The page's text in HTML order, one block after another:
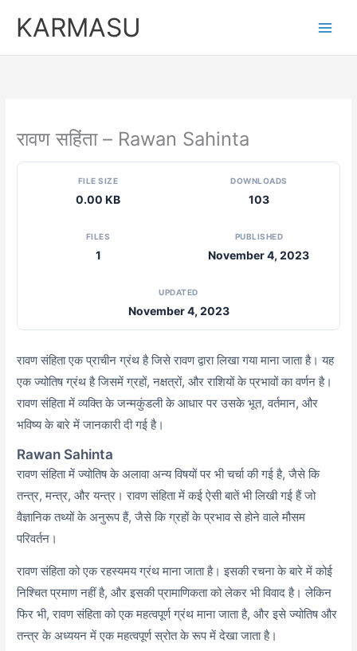
KARMASU
रावण सहिंता – Rawan Sahinta
FILE SIZE
0.00 KB
DOWNLOADS
103
FILES
1
PUBLISHED
November 4, 2023
UPDATED
November 4, 2023
रावण संहिता एक प्राचीन ग्रंथ है जिसे रावण द्वारा लिखा गया माना जाता है। यह
एक ज्योतिष ग्रंथ है जिसमें ग्रहों, नक्षत्रों, और राशियों के प्रभावों का वर्णन है।
रावण संहिता में व्यक्ति के जन्मकुंडली के आधार पर उसके भूत, वर्तमान, और
भविष्य के बारे में जानकारी दी गई है।
Rawan Sahinta
रावण संहिता में ज्योतिष के अलावा अन्य विषयों पर भी चर्चा की गई है, जैसे कि
तन्त्र, मन्त्र, और यन्त्र। रावण संहिता में कई ऐसी बातें भी लिखी गई हैं जो
वैज्ञानिक तथ्यों के अनुरूप हैं, जैसे कि ग्रहों के प्रभाव से होने वाले मौसम
परिवर्तन।
रावण संहिता को एक रहस्यमय ग्रंथ माना जाता है। इसकी रचना के बारे में कोई
निश्चित प्रमाण नहीं है, और इसकी प्रामाणिकता को लेकर भी विवाद है। लेकिन
फिर भी, रावण संहिता को एक महत्वपूर्ण ग्रंथ माना जाता है, और इसे ज्योतिष और
तन्त्र के अध्ययन में एक महत्वपूर्ण स्रोत के रूप में देखा जाता है।